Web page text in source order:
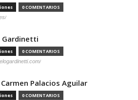
0 COMENTARIOS
Gardinetti
0 COMENTARIOS
Carmen Palacios Aguilar
0 COMENTARIOS